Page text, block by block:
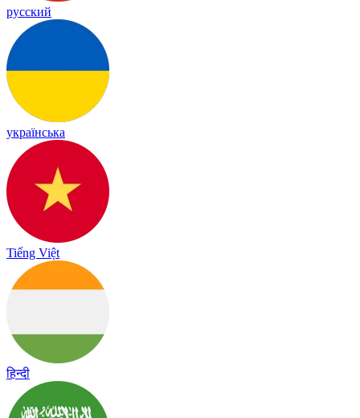
русский
українська
Tiếng Việt
हिन्दी